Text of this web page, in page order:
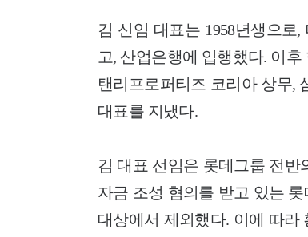
김 신임 대표는 1958년생으로
고, 산업은행에 입행했다. 이
탠리프로퍼티즈 코리아 상무,
대표를 지냈다.
김 대표 선임은 롯데그룹 전반
자금 조성 혐의를 받고 있는
대상에서 제외했다. 이에 따라